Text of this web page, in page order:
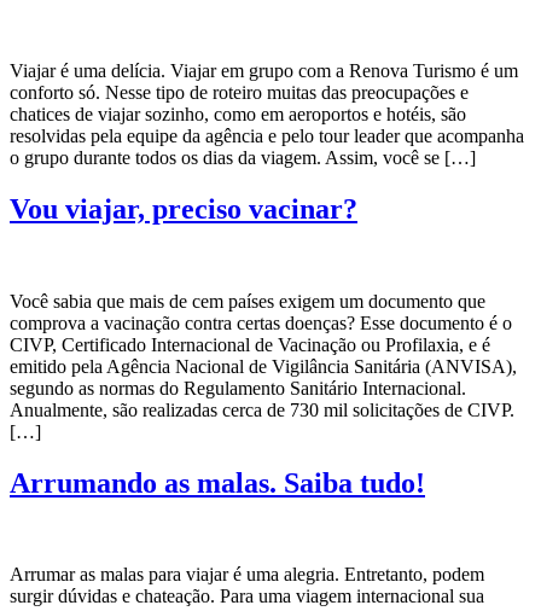
Viajar é uma delícia. Viajar em grupo com a Renova Turismo é um
conforto só. Nesse tipo de roteiro muitas das preocupações e
chatices de viajar sozinho, como em aeroportos e hotéis, são
resolvidas pela equipe da agência e pelo tour leader que acompanha
o grupo durante todos os dias da viagem. Assim, você se […]
Vou viajar, preciso vacinar?
Você sabia que mais de cem países exigem um documento que
comprova a vacinação contra certas doenças? Esse documento é o
CIVP, Certificado Internacional de Vacinação ou Profilaxia, e é
emitido pela Agência Nacional de Vigilância Sanitária (ANVISA),
segundo as normas do Regulamento Sanitário Internacional.
Anualmente, são realizadas cerca de 730 mil solicitações de CIVP.
[…]
Arrumando as malas. Saiba tudo!
Arrumar as malas para viajar é uma alegria. Entretanto, podem
surgir dúvidas e chateação. Para uma viagem internacional sua